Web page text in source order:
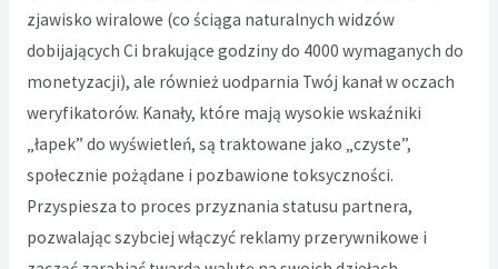
zjawisko wiralowe (co ściąga naturalnych widzów
dobijających Ci brakujące godziny do 4000 wymaganych do
monetyzacji), ale również uodparnia Twój kanał w oczach
weryfikatorów. Kanały, które mają wysokie wskaźniki
„łapek” do wyświetleń, są traktowane jako „czyste”,
społecznie pożądane i pozbawione toksyczności.
Przyspiesza to proces przyznania statusu partnera,
pozwalając szybciej włączyć reklamy przerywnikowe i